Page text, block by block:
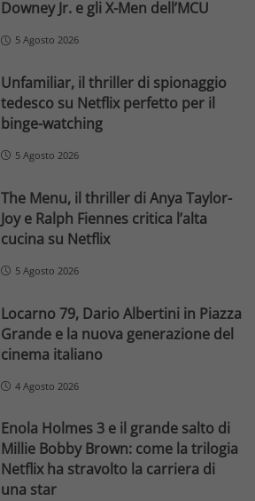
Downey Jr. e gli X-Men dell’MCU
5 Agosto 2026
Unfamiliar, il thriller di spionaggio
tedesco su Netflix perfetto per il
binge-watching
5 Agosto 2026
The Menu, il thriller di Anya Taylor-
Joy e Ralph Fiennes critica l’alta
cucina su Netflix
5 Agosto 2026
Locarno 79, Dario Albertini in Piazza
Grande e la nuova generazione del
cinema italiano
4 Agosto 2026
Enola Holmes 3 e il grande salto di
Millie Bobby Brown: come la trilogia
Netflix ha stravolto la carriera di
una star